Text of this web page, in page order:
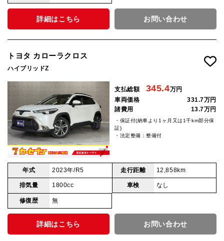
詳細はこちら お問い合わせ
トヨタ カローラクロス
ハイブリッドZ
支払総額 345.4万円
車両価格
331.7万円
諸費用
13.7万円
・保証付(納車より1ヶ月又は1千km部分保
証)
・法定整備：整備付
年式 2023年/R5 走行距離 12,858km
排気量 1800cc 車検 なし
修復歴 無
詳細はこちら お問い合わせ